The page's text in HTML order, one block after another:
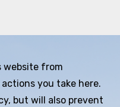
website from
you take here.
but will also prevent